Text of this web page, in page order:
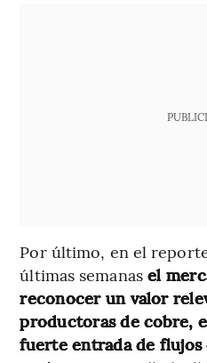
Por último, en el
últimas semanasel
reconocer un valor
productoras de cobre,
fuerte entrada de flujos